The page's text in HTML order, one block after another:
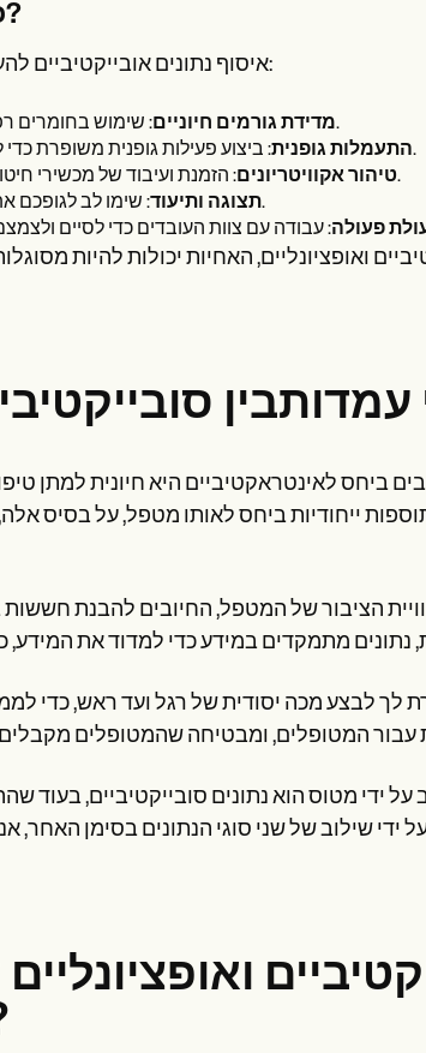
כיצד ניתן לאחסן נתונים אישיים?
איסוף נתונים אובייקטיביים להעלות את המטוס, כולל מספר שלבים מרכזיים:
מדידת גורמים חיוניים: שימוש בחומרים רפואיים מתאים למדידה וגורמים חיוניים נוספים.
התעמלות גופנית: ביצוע פעילות גופנית משופרת כדי להתקדם ולתרגל את רמת העוצמה של המטפל.
טיהור אקוויטריונים: הזמנת ועיבוד של מכשירי חיטוי לפני סוף מצב בריחה מדווחים על ידי המטפל.
תצוגה ותיעוד: שימו לב לגופכם את הגוף על ידי המטפל, ותבדקו את התפתחותם.
פעולה
ואופציונליים, האחיות יכולות להיות
עמדותבין
ביחס לאינטראקטיביים היא חיונית למתן
תוספות ייחודיות ביחס לאותו מטפל, על בסיס
הציבור של המטפל, החיובים להבנת חששות
לך לבצע מכה יסודית של רגל ועד ראש, כדי
על ידי מטוס הוא נתונים סובייקטיביים,
ידי שילוב של שני סוגי הנתונים בסימן האחר,